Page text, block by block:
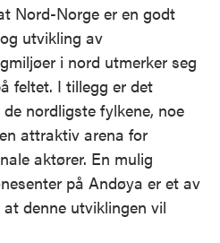
Nord-Norge er en godt
utvikling av
i nord utmerker seg
feltet. I tillegg er det
nordligste fylkene, noe
attraktiv arena for
aktører. En mulig
på Andøya er et av
denne utviklingen vil